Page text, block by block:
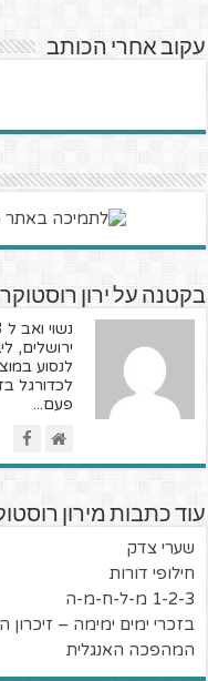
עקוב אחרי הכותב
בקטנה על ירון רוסטוקר
ירושלים,
לכדורגל
פעם...
עוד כתבות מירון
שערי צדק
חילופי דורות
1-2-3 מ-ל-ח-מ-ה
בזכרי ימים ימימה – זיכרון
המהפכה האנגלית